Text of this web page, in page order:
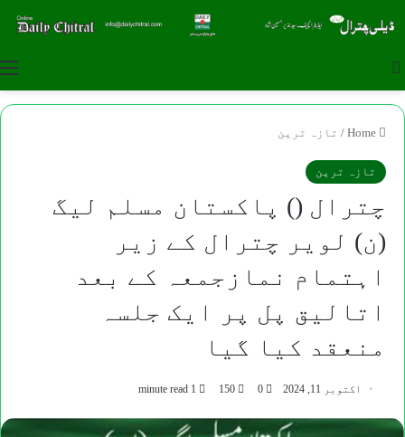
/ تازہ ترین
تازہ ترین
چترال () پاکستان مسلم لیگ
(ن) لویر چترال کے زیر
اہتمام نمازجمعہ کے بعد
اتالیق پل پر ایک جلسہ
منعقد کیا گیا
اکتوبر 11, 2024 0
150